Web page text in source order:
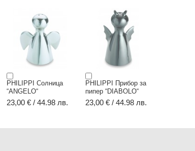
PHILIPPI Солница
“ANGELO“
23,00 € / 44.98 лв.
PHILIPPI Прибор за
пипер “DIABOLO“
23,00 € / 44.98 лв.